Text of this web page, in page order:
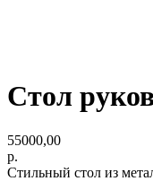
Стол
55000,00
р.
Стильный стол из